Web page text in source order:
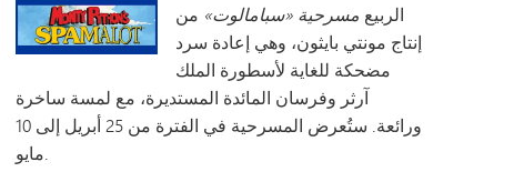
الربيع مسرحية «سبامالوت» من
إنتاج مونتي بايثون، وهي إعادة سرد
مضحكة للغاية لأسطورة الملك
آرثر وفرسان المائدة المستديرة، مع لمسة ساخرة
ورائعة. ستُعرض المسرحية في الفترة من 25 أبريل إلى 10
مايو.